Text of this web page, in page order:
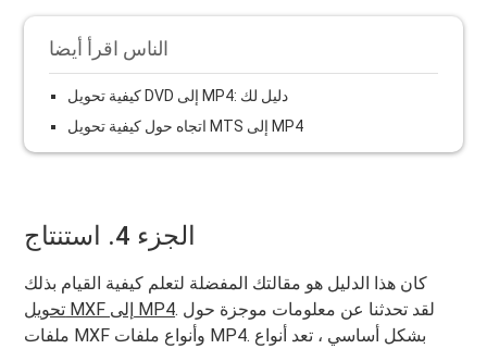
الناس اقرأ أيضا
كيفية تحويل DVD إلى MP4: دليل لك
اتجاه حول كيفية تحويل MTS إلى MP4
الجزء 4. استنتاج
كان هذا الدليل هو مقالتك المفضلة لتعلم كيفية القيام بذلك
تحويل MXF إلى MP4. لقد تحدثنا عن معلومات موجزة حول
ملفات MXF وأنواع ملفات MP4. بشكل أساسي ، تعد أنواع